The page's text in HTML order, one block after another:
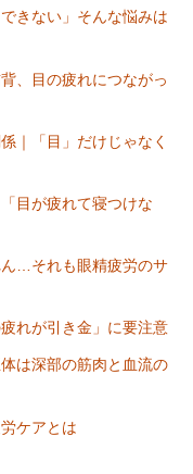
きない」そんな悩みは
、目の疲れにつながっ
｜「目」だけじゃなく
目が疲れて寝つけな
…それも眼精疲労のサ
れが引き金」に要注意
は深部の筋肉と血流の
ケアとは